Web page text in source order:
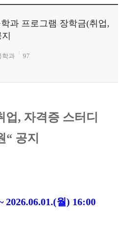
과 프로그램 장학금(취업,
학과 97
업 , 자격증 스터디
“ 공지
2026.06.01.(월) 16:00